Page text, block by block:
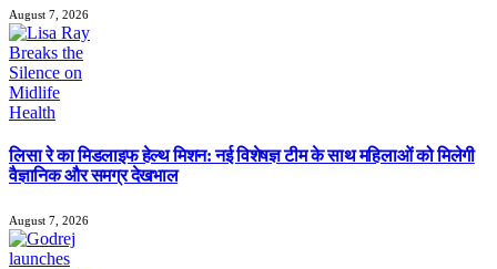
August 7, 2026
लिसा रे का मिडलाइफ हेल्थ मिशन: नई विशेषज्ञ टीम के साथ महिलाओं को मिलेगी
वैज्ञानिक और समग्र देखभाल
August 7, 2026